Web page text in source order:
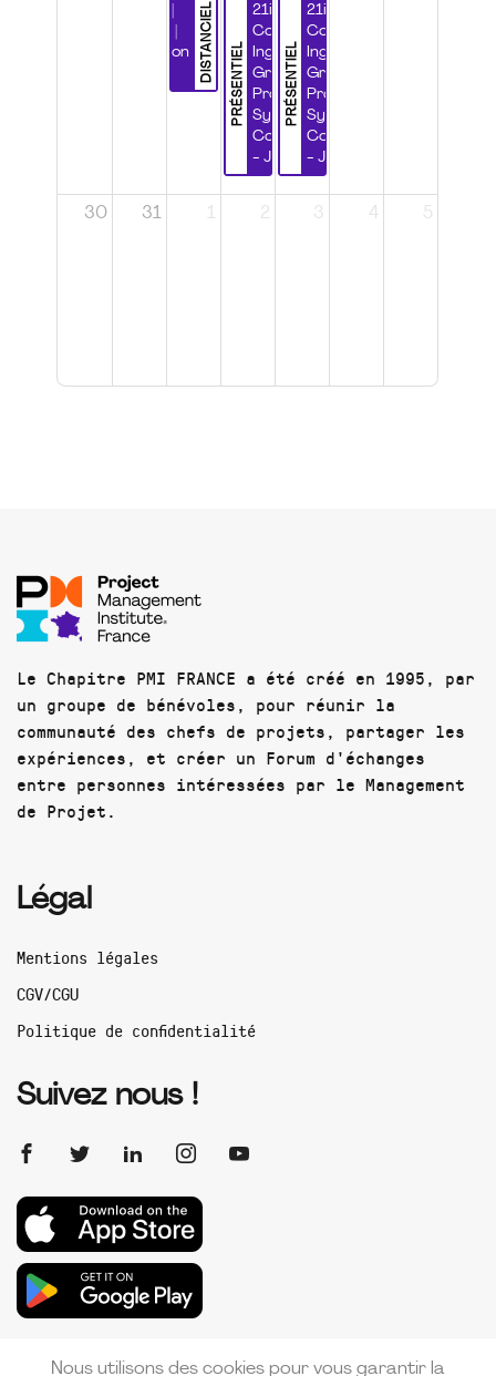
DISTANCIEL
Certification
PRÉSENTIEL
21ième
Congrès
Ingénierie
Grands
Projets et
Systèmes
Complexes
- Jour 1
PRÉSENTIEL
21ième
Congrès
Ingénierie
Grands
Projets et
Systèmes
Complexes
- Jour 2
30 31 1 2 3 4 5
Le Chapitre PMI FRANCE a été créé en 1995, par
un groupe de bénévoles, pour réunir la
communauté des chefs de projets, partager les
expériences, et créer un Forum d'échanges
entre personnes intéressées par le Management
de Projet.
Légal
Mentions légales
CGV/CGU
Politique de confidentialité
Suivez nous !
Nous utilisons des cookies pour vous garantir la